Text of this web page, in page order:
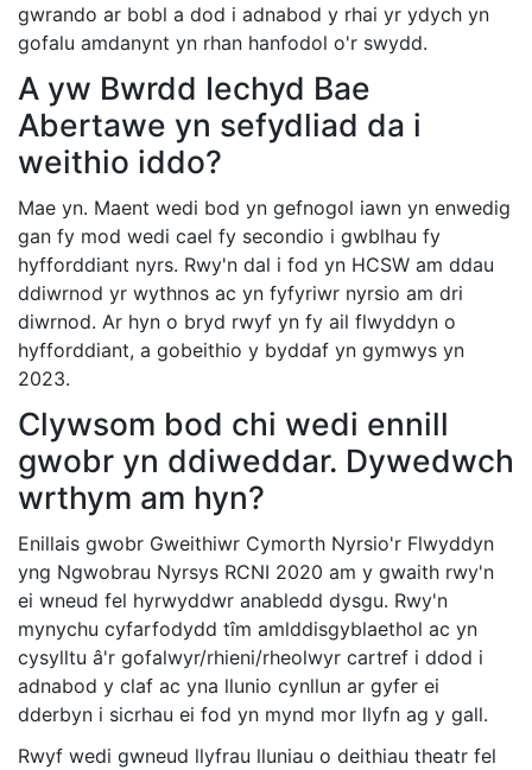
gwrando ar bobl a dod i adnabod y rhai yr ydych yn
gofalu amdanynt yn rhan hanfodol o'r swydd.
A yw Bwrdd Iechyd Bae
Abertawe yn sefydliad da i
weithio iddo?
Mae yn. Maent wedi bod yn gefnogol iawn yn enwedig
gan fy mod wedi cael fy secondio i gwblhau fy
hyfforddiant nyrs. Rwy'n dal i fod yn HCSW am ddau
ddiwrnod yr wythnos ac yn fyfyriwr nyrsio am dri
diwrnod. Ar hyn o bryd rwyf yn fy ail flwyddyn o
hyfforddiant, a gobeithio y byddaf yn gymwys yn
2023.
Clywsom bod chi wedi ennill
gwobr yn ddiweddar. Dywedwch
wrthym am hyn?
Enillais gwobr Gweithiwr Cymorth Nyrsio'r Flwyddyn
yng Ngwobrau Nyrsys RCNI 2020 am y gwaith rwy'n
ei wneud fel hyrwyddwr anabledd dysgu. Rwy'n
mynychu cyfarfodydd tîm amlddisgyblaethol ac yn
cysylltu â'r gofalwyr/rhieni/rheolwyr cartref i ddod i
adnabod y claf ac yna llunio cynllun ar gyfer ei
dderbyn i sicrhau ei fod yn mynd mor llyfn ag y gall.
Rwyf wedi gwneud llyfrau lluniau o deithiau theatr fel